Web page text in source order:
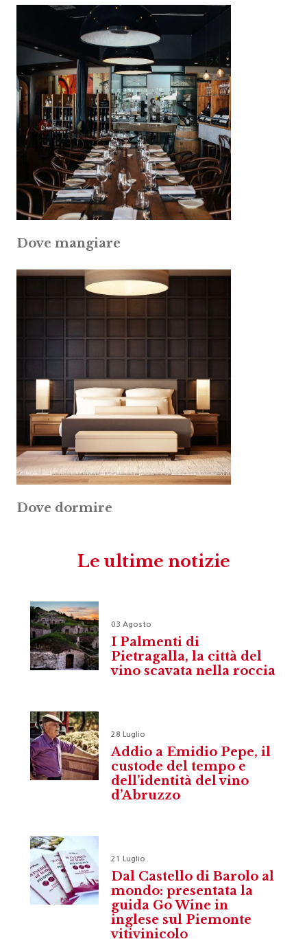
Dove mangiare
Dove dormire
Le ultime notizie
03 Agosto
I Palmenti di
Pietragalla, la città del
vino scavata nella roccia
28 Luglio
Addio a Emidio Pepe, il
custode del tempo e
dell’identità del vino
d’Abruzzo
21 Luglio
Dal Castello di Barolo al
mondo: presentata la
guida Go Wine in
inglese sul Piemonte
vitivinicolo